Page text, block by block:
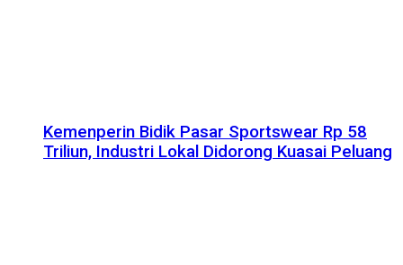
Kemenperin Bidik Pasar Sportswear Rp 58
Triliun, Industri Lokal Didorong Kuasai Peluang